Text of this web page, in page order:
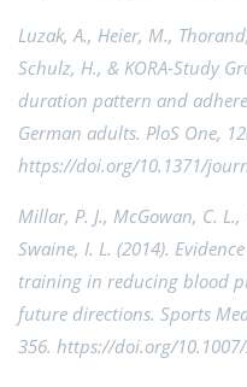
Luzak, A., Heier, M.,
Schulz, H., & KORA-Study
duration pattern and
German adults. PloS One,
https://doi.org/10.1371/
Millar, P. J., McGowan, C.
Swaine, I. L. (2014).
training in reducing blood
future directions. Sports
356. https://doi.org/